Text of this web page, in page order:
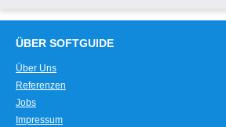
ÜBER SOFTGUIDE
Über Uns
Referenzen
Jobs
Impressum